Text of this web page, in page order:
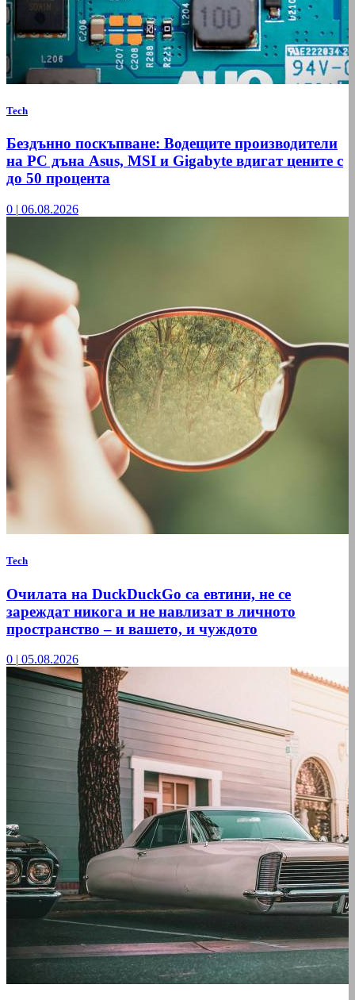
Tech
Бездънно поскъпване: Водещите производители
на РС дъна Asus, MSI и Gigabyte вдигат цените с
до 50 процента
0 | 06.08.2026
Tech
Очилата на DuckDuckGo са евтини, не се
зареждат никога и не навлизат в личното
пространство – и вашето, и чуждото
0 | 05.08.2026